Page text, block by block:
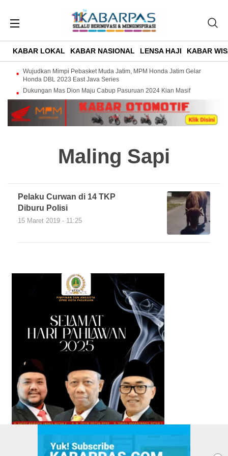
KABAR LOKAL KABAR NASIONAL LENSA HAJI KABAR
Wujudkan Mimpi Pebasket Muda Jatim, MPM Honda Jatim Gelar
Honda DBL 2023 East Java Series
Dukungan Mas Dion Maju Cabup Pasuruan 2024 Kian Masif
Maling Sapi
Pelaku Curwan di 14 TKP
Diburu Polisi
15 Maret 2019 - 11:25